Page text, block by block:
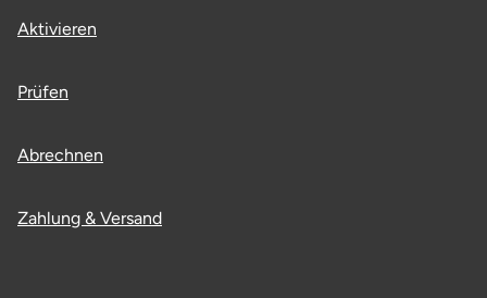
Aktivieren
Prüfen
Abrechnen
Zahlung & Versand
Rodgau
Rostock